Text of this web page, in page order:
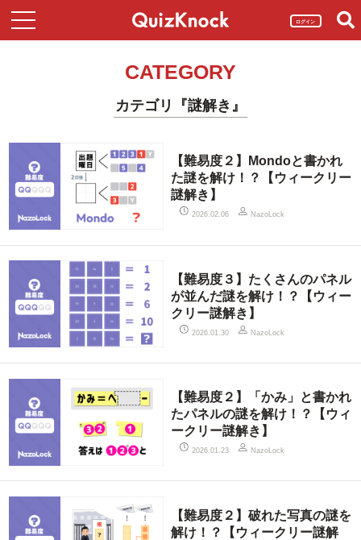
ログイン
CATEGORY
カテゴリ『謎解き』
【難易度２】Mondoと書かれ
た謎を解け！？【ウィークリー
謎解き】
2026.02.06 NazoLock
【難易度３】たくさんのパネル
が並んだ謎を解け！？【ウィー
クリー謎解き】
2026.01.30 NazoLock
【難易度２】「かみ」と書かれ
たパネルの謎を解け！？【ウィ
ークリー謎解き】
2026.01.23 NazoLock
【難易度２】破れた写真の謎を
解け！？【ウィークリー謎解